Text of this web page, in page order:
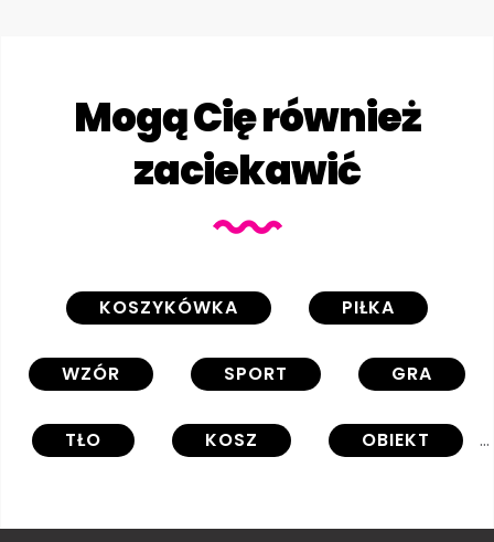
Mogą Cię również
zaciekawić
KOSZYKÓWKA PIŁKA
WZÓR SPORT GRA
TŁO KOSZ OBIEKT